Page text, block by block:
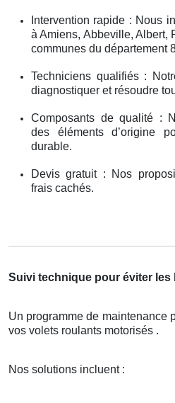
Intervention rapide : Nous
à Amiens, Abbeville, Albert,
communes du département
Techniciens qualifiés :
diagnostiquer et résoudre
Composants de qualité :
des éléments d’origine
durable.
Devis gratuit : Nos
frais cachés.
Suivi technique pour éviter
Un programme de maintenance
vos volets roulants motorisés .
Nos solutions incluent :